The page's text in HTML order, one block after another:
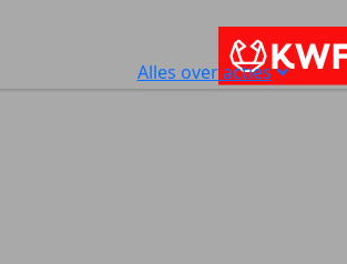
Alles over acties